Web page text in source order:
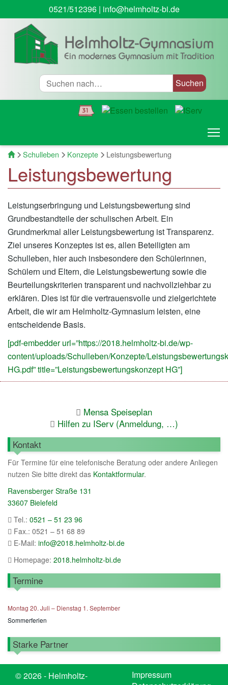
0521/512396| info@helmholtz-bi.de
Suche
Startseite
Schulleben Konzepte Leistungsbewertung
Leistungsbewertung
Leistungserbringung und Leistungsbewertung sind
Grundbestandteile der schulischen Arbeit. Ein
Grundmerkmal aller Leistungsbewertung ist Transparenz.
Ziel unseres Konzeptes ist es, allen Beteiligten am
Schulleben, hier auch insbesondere den Schülerinnen,
Schülern und Eltern, die Leistungsbewertung sowie die
Beurteilungskriterien transparent und nachvollziehbar zu
erklären. Dies ist für die vertrauensvolle und zielgerichtete
Arbeit, die wir am Helmholtz-Gymnasium leisten, eine
entscheidende Basis.
[pdf-embedder url=”https://2018.helmholtz-bi.de/wp-
content/uploads/Schulleben/Konzepte/
HG.pdf” title=”Leistungsbewertungskonzept HG”]
Mensa Speiseplan
Hilfen zu IServ (Anmeldung, …)
Kontakt
Für Termine für eine telefonische Beratung oder andere Anliegen
nutzen Sie bitte direkt das Kontaktformular.
Ravensberger Straße 131
33607 Bielefeld
Tel.: 0521 – 51 23 96
Fax.: 0521 – 51 68 89
E-Mail: info@2018.helmholtz-bi.de
Homepage: 2018.helmholtz-bi.de
Termine
Montag 20. Juli – Dienstag 1. September
Sommerferien
Starke Partner
© 2026 - Helmholtz-
Impressum